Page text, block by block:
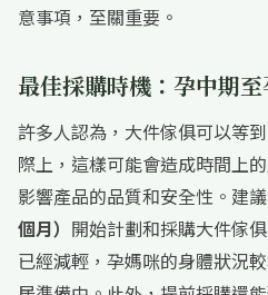
意事項，至關重要。
最佳採購時機：孕中期
許多人認為，大件傢俱可以等
際上，這樣可能會造成時間上
影響產品的品質和安全性。建
個月） 開始計劃和採購大件傢
已經減輕，孕媽咪的身體狀況